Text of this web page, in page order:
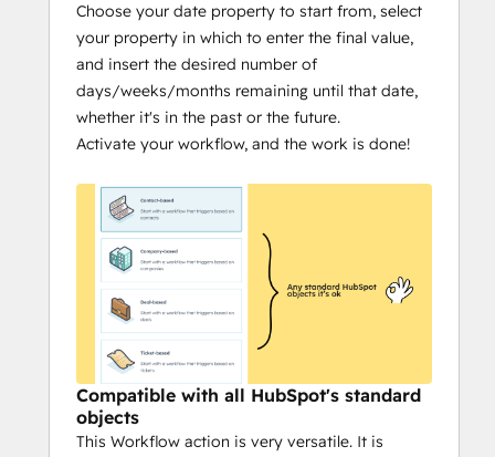
Choose your date property to start from, select
your property in which to enter the final value,
and insert the desired number of
days/weeks/months remaining until that date,
whether it's in the past or the future.
Activate your workflow, and the work is done!
Compatible with all HubSpot's standard
objects
This Workflow action is very versatile. It is